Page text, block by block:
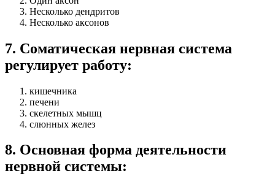
Несколько дендритов
Несколько аксонов
7. Соматическая нервная система
регулирует работу:
кишечника
печени
скелетных мышц
слюнных желез
8. Основная форма деятельности
нервной системы: